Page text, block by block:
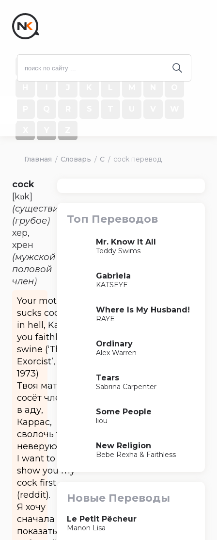
# A B G
Главная Словарь C cock перевод
cock
[kɒk]
(существительное)
(грубое)
хер,
хрен
(мужской
половой
член)
Your mother
sucks cocks
in hell, Karras,
you faithless
swine (‘The
Exorcist’,
1973)
Твоя мать
сосёт члены
в аду,
Каррас,
сволочь ты
неверующая.
I want to
show you my
cock first
(reddit).
Я хочу
сначала
показать
Топ Переводов
Mr. Know It All
Teddy Swims
Gabriela
KATSEYE
Where Is My Husband!
RAYE
Ordinary
Alex Warren
Tears
Sabrina Carpenter
Some People
liou
New Religion
Bebe Rexha & Faithless
Новые Переводы
Le Petit Pêcheur
Manon Lisa